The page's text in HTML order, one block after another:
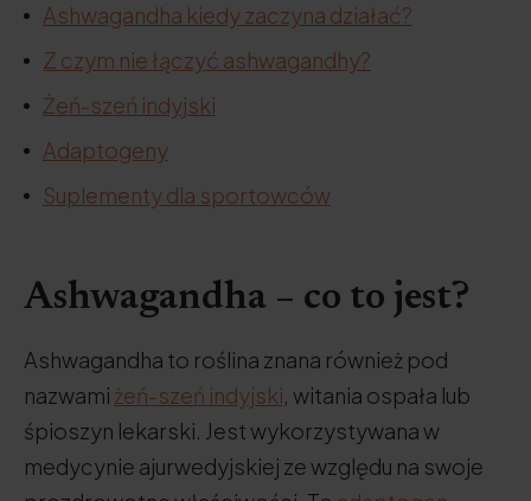
Ashwagandha kiedy zaczyna działać?
Z czym nie łączyć ashwagandhy?
Żeń-szeń indyjski
Adaptogeny
Suplementy dla sportowców
Ashwagandha – co to jest?
Ashwagandha to roślina znana również pod
nazwami żeń-szeń indyjski, witania ospała lub
śpioszyn lekarski. Jest wykorzystywana w
medycynie ajurwedyjskiej ze względu na swoje